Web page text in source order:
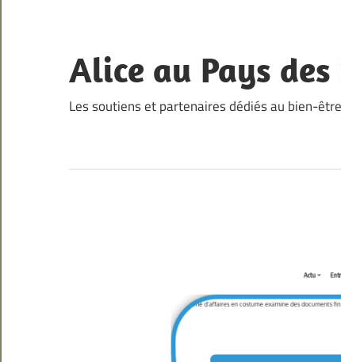
content
Alice au Pays
Les soutiens et partenaires dédiés au bien-être